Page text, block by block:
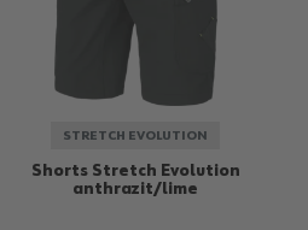
STRETCH EVOLUTION
Shorts Stretch Evolution
anthrazit/lime